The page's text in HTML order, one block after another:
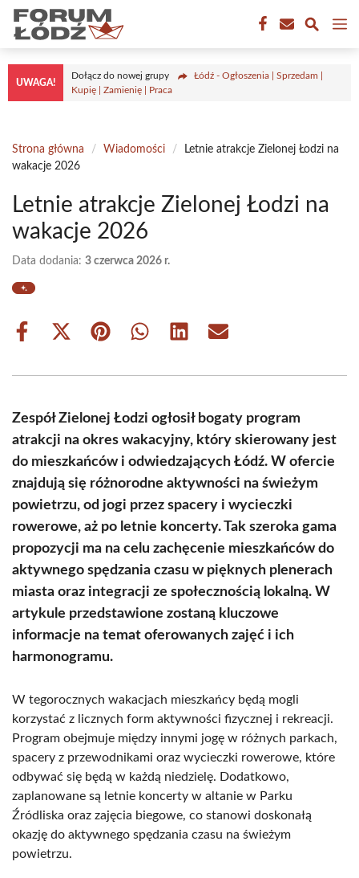
Przejdź
treści
UWAGA!
Dołącz do nowej grupy
Łódź - Ogłoszenia | Sprzedam |
Kupię | Zamienię | Praca
Strona główna / Wiadomości /
Letnie atrakcje Zielonej Łodzi na
wakacje 2026
Letnie atrakcje Zielonej Łodzi na
wakacje 2026
Data dodania: 3 czerwca 2026 r.
Share
Share
(Twitter)
Share Share Share Share
Zespół Zielonej Łodzi ogłosił bogaty program
atrakcji na okres wakacyjny, który skierowany jest
do mieszkańców i odwiedzających Łódź. W ofercie
znajdują się różnorodne aktywności na świeżym
powietrzu, od jogi przez spacery i wycieczki
rowerowe, aż po letnie koncerty. Tak szeroka gama
propozycji ma na celu zachęcenie mieszkańców do
aktywnego spędzania czasu w pięknych plenerach
miasta oraz integracji ze społecznością lokalną. W
artykule przedstawione zostaną kluczowe
informacje na temat oferowanych zajęć i ich
harmonogramu.
W tegorocznych wakacjach mieszkańcy będą mogli
korzystać z licznych form aktywności fizycznej i rekreacji.
Program obejmuje między innymi jogę w różnych parkach,
spacery z przewodnikami oraz wycieczki rowerowe, które
odbywać się będą w każdą niedzielę. Dodatkowo,
zaplanowane są letnie koncerty w altanie w Parku
Źródliska oraz zajęcia biegowe, co stanowi doskonałą
okazję do aktywnego spędzania czasu na świeżym
powietrzu.